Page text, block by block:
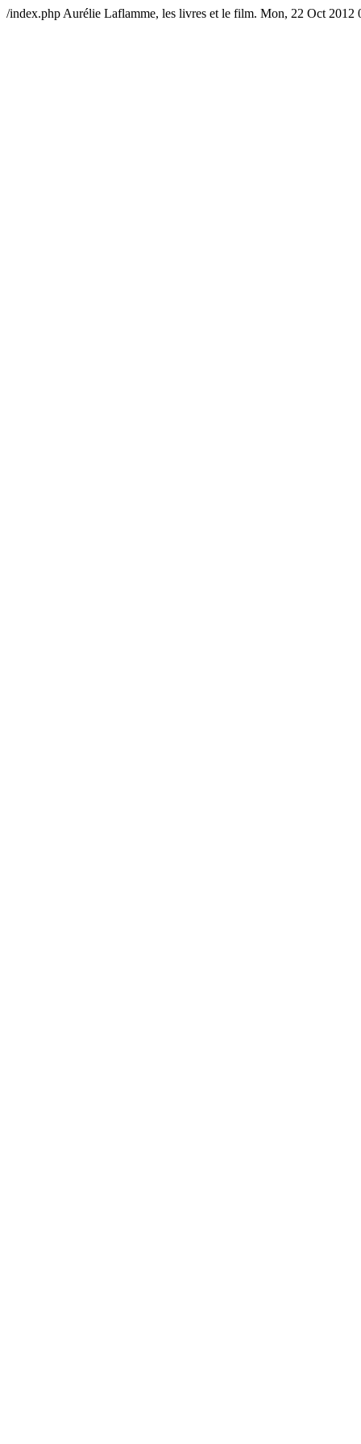
/index.php Aurélie Laflamme, les livres et le film. Mon, 22 Oct 2012